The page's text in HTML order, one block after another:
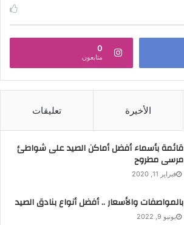
0
متابعون
الأخيرة تعليقات
قائمة بأسماء أفضل أماكن الصيد على شواطئ
مرسى مطروح
فبراير 11, 2020
بالمواصفات والأسعار .. أفضل أنواع بنادق الصيد
يونيو 9, 2022